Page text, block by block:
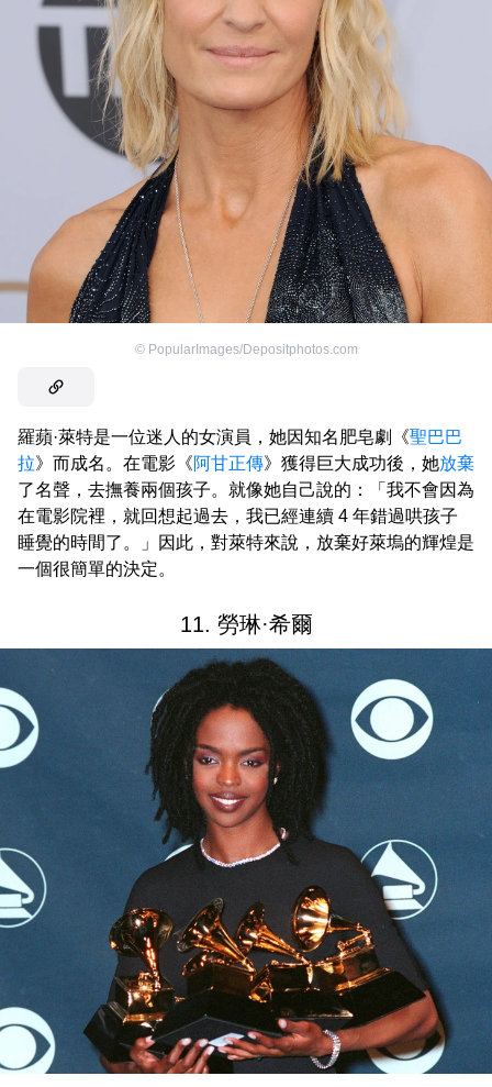
© PopularImages/Depositphotos.com
羅蘋·萊特是一位迷人的女演員，她因知名肥皂劇《聖巴巴
拉》而成名。在電影《阿甘正傳》獲得巨大成功後，她放棄
了名聲，去撫養兩個孩子。就像她自己說的：「我不會因為
在電影院裡，就回想起過去，我已經連續 4 年錯過哄孩子
睡覺的時間了。」因此，對萊特來說，放棄好萊塢的輝煌是
一個很簡單的決定。
11. 勞琳·希爾